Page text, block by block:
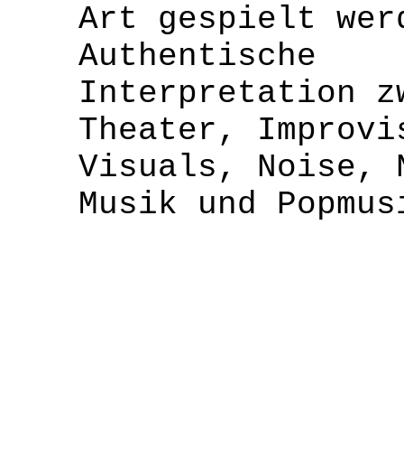
Art gespielt
Authentische
Interpretation
Theater,
Visuals, Noise,
Musik und